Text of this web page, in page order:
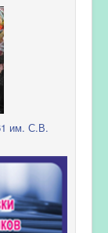
им. С.В.